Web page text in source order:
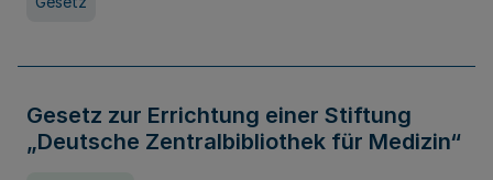
Gesetz zur Errichtung einer Stiftung
„Deutsche Zentralbibliothek für Medizin“